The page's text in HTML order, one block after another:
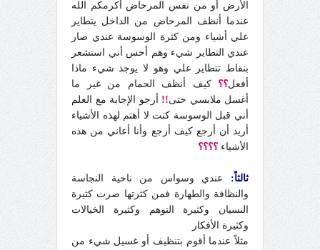
الأرض أو من نفس المرحاض أكرمكم الله
عندما أنظف المرحاض من الداخل يتطاير
علي أشياء ومن كثرة الوسوسة عندي صار
عندي التطاير شيء وهم أحس أني استشعر
بنقاط تتطاير علي وهو لا يوجد شيء ماذا
أفعل؟؟ كيف أنظف الحمام من غير ما
أغسل ملابسي حتى!! أرجو الإجابة مع العلم
أني قبل الوسوسة كنت لا أهتم لهذه الأشياء
أريد أن أرجع كيف أرجع وأنا أعاني من هذه
الأشياء ؟؟؟؟
ثالثاً: عندي وسواس من ناحية النجاسة
والنظافة والطهارة فمن كثرتها صرت كثيرة
النسيان وكثيرة التوهم وكثيرة الخيالات
وكثيرة الأفكار
مثلاً عندما أقوم بتنظيف أو غسيل شيء من